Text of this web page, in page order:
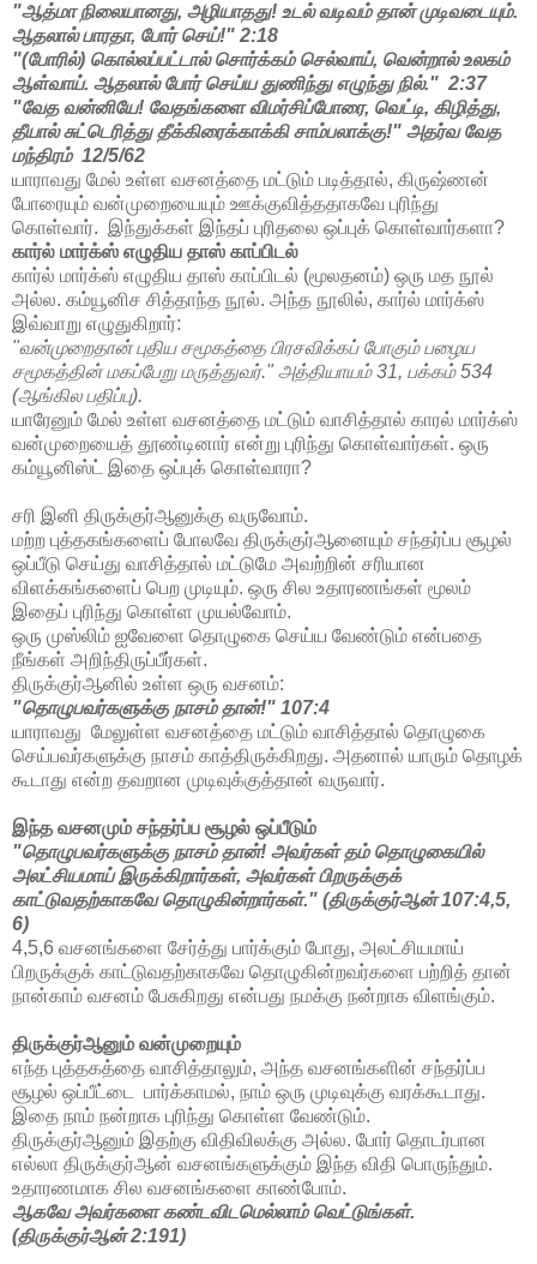
"ஆத்மா நிலையானது, அழியாதது! உடல் வடிவம் தான் முடிவடையும்.
ஆதலால் பாரதா, போர் செய்!" 2:18
"(போரில்) கொல்லப்பட்டால் சொர்க்கம் செல்வாய், வென்றால் உலகம்
ஆள்வாய். ஆதலால் போர் செய்ய துணிந்து எழுந்து நில்." 2:37
"வேத வன்னியே! வேதங்களை விமர்சிப்போரை, வெட்டி, கிழித்து,
தீயால் சுட்டெரித்து தீக்கிரைக்காக்கி சாம்பலாக்கு!" அதர்வ வேத
மந்திரம் 12/5/62
யாராவது மேல் உள்ள வசனத்தை மட்டும் படித்தால், கிருஷ்ணன்
போரையும் வன்முறையையும் ஊக்குவித்ததாகவே புரிந்து
கொள்வார். இந்துக்கள் இந்தப் புரிதலை ஒப்புக் கொள்வார்களா?
கார்ல் மார்க்ஸ் எழுதிய தாஸ் காப்பிடல்
கார்ல் மார்க்ஸ் எழுதிய தாஸ் காப்பிடல் (மூலதனம்) ஒரு மத நூல்
அல்ல. கம்யூனிச சித்தாந்த நூல். அந்த நூலில், கார்ல் மார்க்ஸ்
இவ்வாறு எழுதுகிறார்:
"வன்முறைதான் புதிய சமூகத்தை பிரசவிக்கப் போகும் பழைய
சமூகத்தின் மகப்பேறு மருத்துவர்." அத்தியாயம் 31, பக்கம் 534
(ஆங்கில பதிப்பு).
யாரேனும் மேல் உள்ள வசனத்தை மட்டும் வாசித்தால் காரல் மார்க்ஸ்
வன்முறையைத் தூண்டினார் என்று புரிந்து கொள்வார்கள். ஒரு
கம்யூனிஸ்ட் இதை ஒப்புக் கொள்வாரா?
சரி இனி திருக்குர்ஆனுக்கு வருவோம்.
மற்ற புத்தகங்களைப் போலவே திருக்குர்ஆனையும் சந்தர்ப்ப சூழல்
ஒப்பீடு செய்து வாசித்தால் மட்டுமே அவற்றின் சரியான
விளக்கங்களைப் பெற முடியும். ஒரு சில உதாரணங்கள் மூலம்
இதைப் புரிந்து கொள்ள முயல்வோம்.
ஒரு முஸ்லிம் ஐவேளை தொழுகை செய்ய வேண்டும் என்பதை
நீங்கள் அறிந்திருப்பீர்கள்.
திருக்குர்ஆனில் உள்ள ஒரு வசனம்:
"தொழுபவர்களுக்கு நாசம் தான்!" 107:4
யாராவது மேலுள்ள வசனத்தை மட்டும் வாசித்தால் தொழுகை
செய்பவர்களுக்கு நாசம் காத்திருக்கிறது. அதனால் யாரும் தொழக்
கூடாது என்ற தவறான முடிவுக்குத்தான் வருவார்.
இந்த வசனமும் சந்தர்ப்ப சூழல் ஒப்பீடும்
"தொழுபவர்களுக்கு நாசம் தான்! அவர்கள் தம் தொழுகையில்
அலட்சியமாய் இருக்கிறார்கள், அவர்கள் பிறருக்குக்
காட்டுவதற்காகவே தொழுகின்றார்கள்." (திருக்குர்ஆன்107:4,5,
6)
4,5,6 வசனங்களை சேர்த்து பார்க்கும் போது, அலட்சியமாய்
பிறருக்குக் காட்டுவதற்காகவே தொழுகின்றவர்களை பற்றித் தான்
நான்காம் வசனம் பேசுகிறது என்பது நமக்கு நன்றாக விளங்கும்.
திருக்குர்ஆனும் வன்முறையும்
எந்த புத்தகத்தை வாசித்தாலும், அந்த வசனங்களின் சந்தர்ப்ப
சூழல் ஒப்பீட்டை பார்க்காமல், நாம் ஒரு முடிவுக்கு வரக்கூடாது.
இதை நாம் நன்றாக புரிந்து கொள்ள வேண்டும்.
திருக்குர்ஆனும் இதற்கு விதிவிலக்கு அல்ல. போர் தொடர்பான
எல்லா திருக்குர்ஆன் வசனங்களுக்கும் இந்த விதி பொருந்தும்.
உதாரணமாக சில வசனங்களை காண்போம்.
ஆகவே அவர்களை கண்டவிடமெல்லாம் வெட்டுங்கள்.
(திருக்குர்ஆன்2:191)